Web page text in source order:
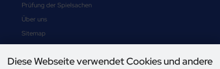
Prüfung der Spielsachen
Über uns
Sitemap
Zahlungsmethoden
Diese Webseite verwendet Cookies und andere